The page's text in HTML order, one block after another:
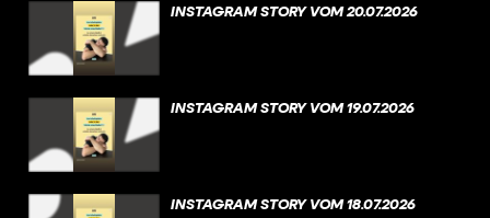
INSTAGRAM STORY VOM 20.07.2026
INSTAGRAM STORY VOM 19.07.2026
INSTAGRAM STORY VOM 18.07.2026